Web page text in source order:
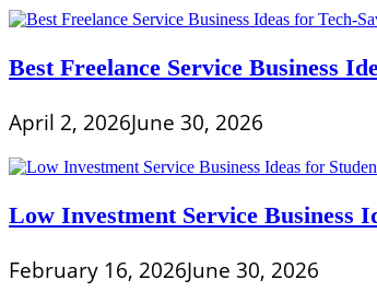
Best Freelance Service Business
April 2, 2026June 30, 2026
Low Investment Service Business
February 16, 2026June 30, 2026